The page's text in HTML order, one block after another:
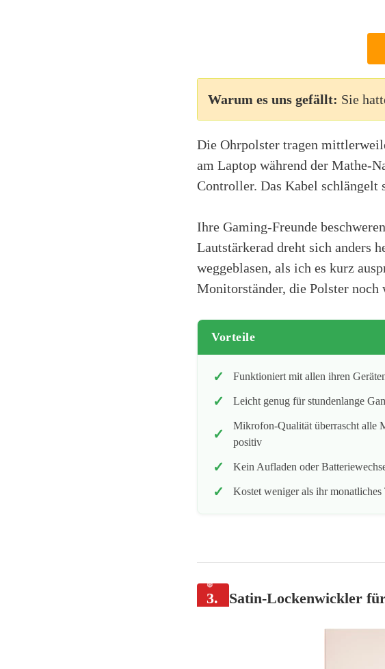
Warum es uns gefällt: Sie
Die Ohrpolster tragen
am Laptop während der Mathe-
Controller. Das Kabel schlängelt
Ihre Gaming-Freunde
Lautstärkerad dreht sich anders
weggeblasen, als ich es kurz
Monitorständer, die Polster noch
Vorteile
Funktioniert mit allen ihren
Leicht genug für stundenlange
Mikrofon-Qualität überrascht alle
positiv
Kein Aufladen oder
Kostet weniger als ihr monatliches
3. Satin-Lockenwickler